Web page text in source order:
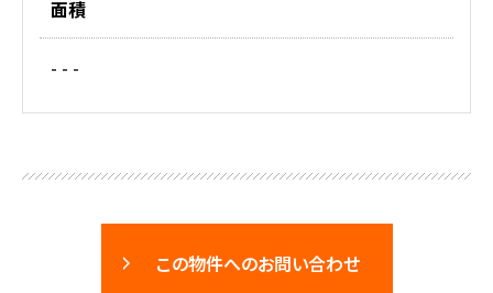
面積
- - -
この物件へのお問い合わせ